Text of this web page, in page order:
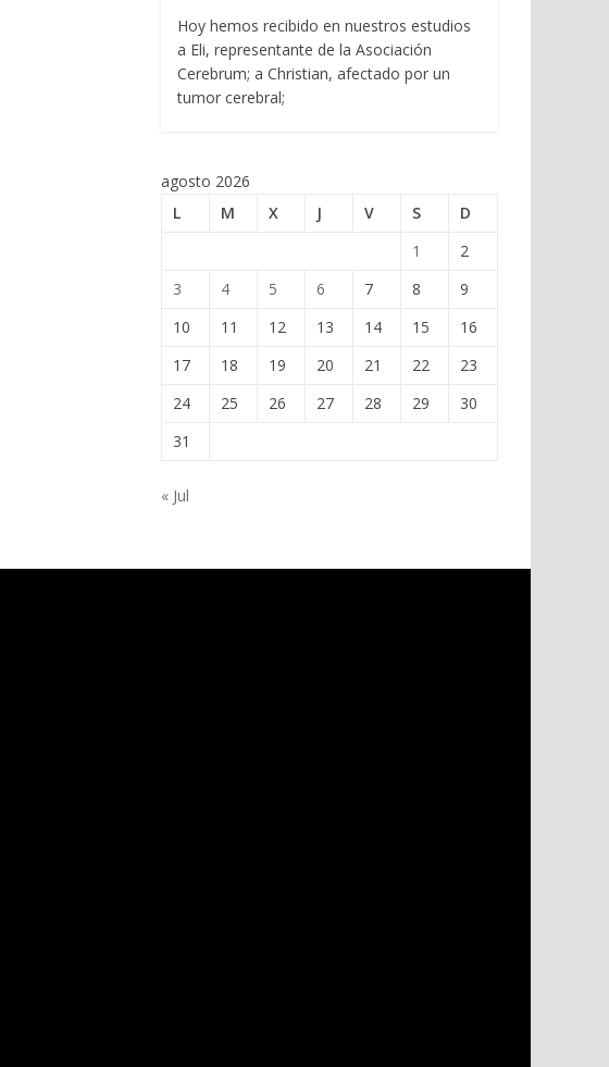
Hoy hemos recibido en nuestros estudios
a Eli, representante de la Asociación
Cerebrum; a Christian, afectado por un
tumor cerebral;
agosto 2026
L
M X J V S
D
1
2
3
4 5 6 7 8
9
10
11 12 13 14 15
16
17
18 19 20 21 22
23
24
25 26 27 28 29
30
31
« Jul